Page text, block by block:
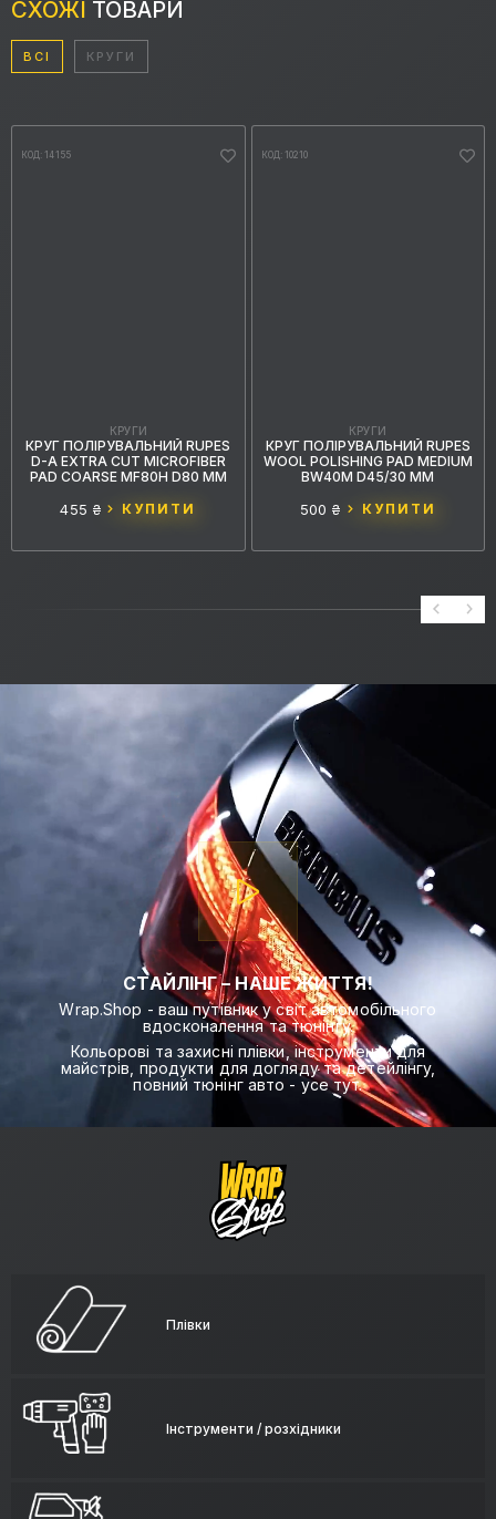
СХОЖІ ТОВАРИ
ВСІ КРУГИ
КОД: 14155
КРУГИ
КРУГ ПОЛІРУВАЛЬНИЙ RUPES
D-A EXTRA CUT MICROFIBER
PAD COARSE MF80H D80 ММ
455 ₴ КУПИТИ
КОД: 10210
КРУГИ
КРУГ ПОЛІРУВАЛЬНИЙ RUPES
WOOL POLISHING PAD MEDIUM
BW40M D45/30 ММ
500 ₴ КУПИТИ
СТАЙЛІНГ – НАШЕ ЖИТТЯ!
Wrap.Shop - ваш путівник у світ автомобільного
вдосконалення та тюнінгу.
Кольорові та захисні плівки, інструменти для
майстрів, продукти для догляду та детейлінгу,
повний тюнінг авто - усе тут.
Плівки
Інструменти / розхідники